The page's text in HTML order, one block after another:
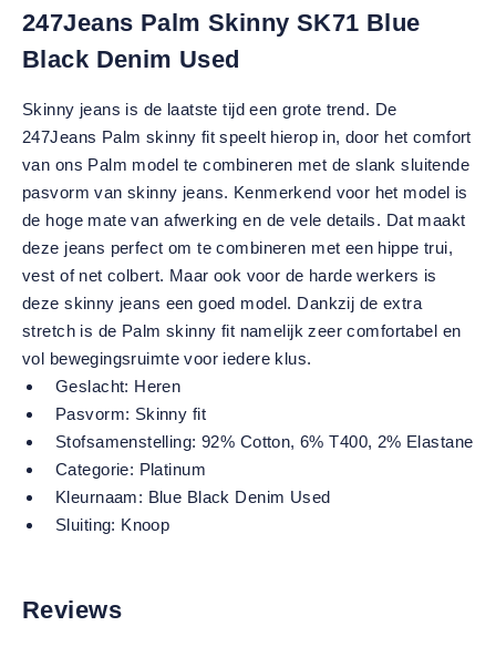
247Jeans Palm Skinny SK71 Blue
Black Denim Used
Skinny jeans is de laatste tijd een grote trend. De
247Jeans Palm skinny fit speelt hierop in, door het comfort
van ons Palm model te combineren met de slank sluitende
pasvorm van skinny jeans. Kenmerkend voor het model is
de hoge mate van afwerking en de vele details. Dat maakt
deze jeans perfect om te combineren met een hippe trui,
vest of net colbert. Maar ook voor de harde werkers is
deze skinny jeans een goed model. Dankzij de extra
stretch is de Palm skinny fit namelijk zeer comfortabel en
vol bewegingsruimte voor iedere klus.
Geslacht: Heren
Pasvorm: Skinny fit
Stofsamenstelling: 92% Cotton, 6% T400, 2% Elastane
Categorie: Platinum
Kleurnaam: Blue Black Denim Used
Sluiting: Knoop
Reviews